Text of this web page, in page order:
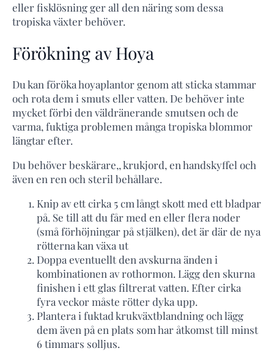
eller fisklösning ger all den näring som dessa
tropiska växter behöver.
Förökning av Hoya
Du kan föröka hoyaplantor genom att sticka stammar
och rota dem i smuts eller vatten. De behöver inte
mycket förbi den väldränerande smutsen och de
varma, fuktiga problemen många tropiska blommor
längtar efter.
Du behöver beskärare,, krukjord, en handskyffel och
även en ren och steril behållare.
Knip av ett cirka 5 cm långt skott med ett bladpar
på. Se till att du får med en eller flera noder
(små förhöjningar på stjälken), det är där de nya
rötterna kan växa ut
Doppa eventuellt den avskurna änden i
kombinationen av rothormon. Lägg den skurna
finishen i ett glas filtrerat vatten. Efter cirka
fyra veckor måste rötter dyka upp.
Plantera i fuktad krukväxtblandning och lägg
dem även på en plats som har åtkomst till minst
6 timmars solljus.